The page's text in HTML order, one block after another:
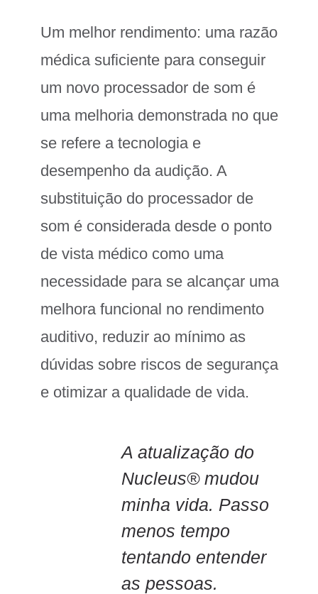
Um melhor rendimento: uma razão
médica suficiente para conseguir
um novo processador de som é
uma melhoria demonstrada no que
se refere a tecnologia e
desempenho da audição. A
substituição do processador de
som é considerada desde o ponto
de vista médico como uma
necessidade para se alcançar uma
melhora funcional no rendimento
auditivo, reduzir ao mínimo as
dúvidas sobre riscos de segurança
e otimizar a qualidade de vida.
A atualização do
Nucleus® mudou
minha vida. Passo
menos tempo
tentando entender
as pessoas.